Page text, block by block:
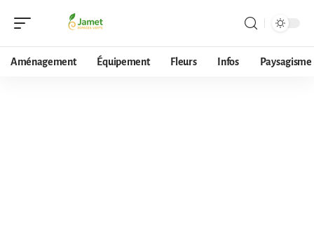
Aménagement Équipement Fleurs Infos Paysagisme